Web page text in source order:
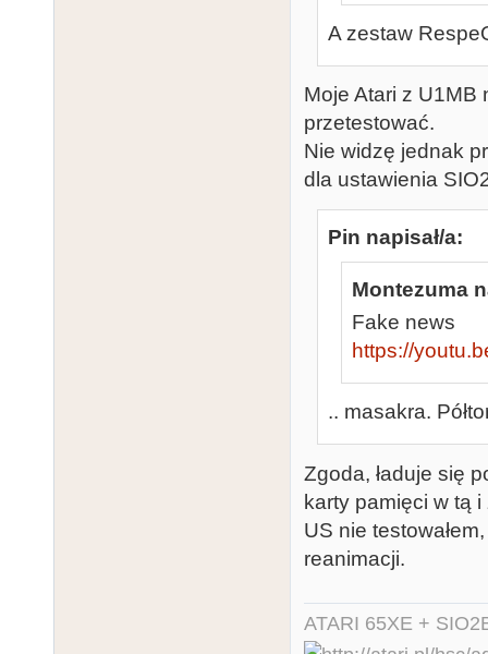
A zestaw
Moje Atari z U1MB
przetestować.
Nie widzę jednak
dla ustawienia
Pin napisał/a:
Montezuma
Fake news
https://
.. masakra.
Zgoda, ładuje się
karty pamięci w tą
US nie
reanimacji.
ATARI 65XE +